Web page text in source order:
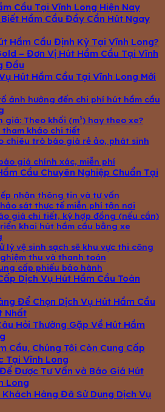
Cầu Tại Vĩnh Long Hiện Nay
Biết Hầm Cầu Đầy Cần Hút Ngay
Hầm Cầu Định Kỳ Tại Vĩnh Long?
– Đơn Vị Hút Hầm Cầu Tại Vĩnh
Đầu
Hút Hầm Cầu Tại Vĩnh Long Mới
ảnh hưởng đến chi phí hút hầm cầu
giá: Theo khối (m³) hay theo xe?
tham khảo chi tiết
chiêu trò báo giá rẻ ảo, phát sinh
giá chính xác, miễn phí
Cầu Chuyên Nghiệp Chuẩn Tại
nhận thông tin và tư vấn
sát thực tế miễn phí tận nơi
giá chi tiết, ký hợp đồng (nếu cần)
khai hút hầm cầu bằng xe
lý vệ sinh sạch sẽ khu vực thi công
thu và thanh toán
cấp phiếu bảo hành
Dịch Vụ Hút Hầm Cầu Toàn
Để Chọn Dịch Vụ Hút Hầm Cầu
Nhất
Hỏi Thường Gặp Về Hút Hầm
Cầu, Chúng Tôi Còn Cung Cấp
Tại Vĩnh Long
Được Tư Vấn và Báo Giá Hút
Long
Hàng Đã Sử Dụng Dịch Vụ